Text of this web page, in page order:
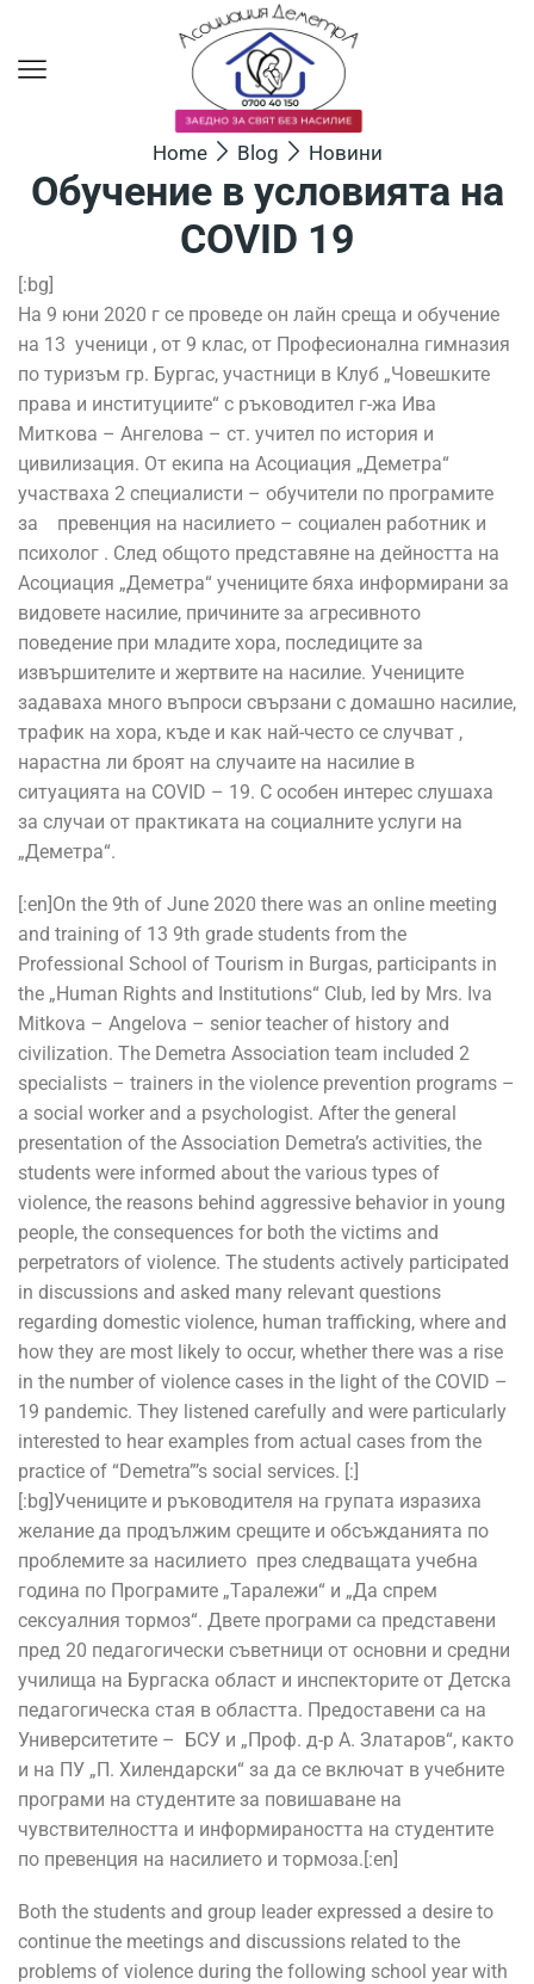
Home Blog Новини
Обучение в условията на
COVID 19
[:bg]
На 9 юни 2020 г се проведе он лайн среща и обучение
на 13 ученици , от 9 клас, от Професионална гимназия
по туризъм гр. Бургас, участници в Клуб „Човешките
права и институциите“ с ръководител г-жа Ива
Миткова – Ангелова – ст. учител по история и
цивилизация. От екипа на Асоциация „Деметра“
участваха 2 специалисти – обучители по програмите
за превенция на насилието – социален работник и
психолог . След общото представяне на дейността на
Асоциация „Деметра“ учениците бяха информирани за
видовете насилие, причините за агресивното
поведение при младите хора, последиците за
извършителите и жертвите на насилие. Учениците
задаваха много въпроси свързани с домашно насилие,
трафик на хора, къде и как най-често се случват ,
нарастна ли броят на случаите на насилие в
ситуацията на COVID – 19. С особен интерес слушаха
за случаи от практиката на социалните услуги на
„Деметра“.
[:en]On the 9th of June 2020 there was an online meeting
and training of 13 9th grade students from the
Professional School of Tourism in Burgas, participants in
the „Human Rights and Institutions“ Club, led by Mrs. Iva
Mitkova – Angelova – senior teacher of history and
civilization. The Demetra Association team included 2
specialists – trainers in the violence prevention programs –
a social worker and a psychologist. After the general
presentation of the Association Demetra’s activities, the
students were informed about the various types of
violence, the reasons behind aggressive behavior in young
people, the consequences for both the victims and
perpetrators of violence. The students actively participated
in discussions and asked many relevant questions
regarding domestic violence, human trafficking, where and
how they are most likely to occur, whether there was a rise
in the number of violence cases in the light of the COVID –
19 pandemic. They listened carefully and were particularly
interested to hear examples from actual cases from the
practice of “Demetra”’s social services. [:]
[:bg]Учениците и ръководителя на групата изразиха
желание да продължим срещите и обсъжданията по
проблемите за насилието през следващата учебна
година по Програмите „Таралежи“ и „Да спрем
сексуалния тормоз“. Двете програми са представени
пред 20 педагогически съветници от основни и средни
училища на Бургаска област и инспекторите от Детска
педагогическа стая в областта. Предоставени са на
Университетите – БСУ и „Проф. д-р А. Златаров“, както
и на ПУ „П. Хилендарски“ за да се включат в учебните
програми на студентите за повишаване на
чувствителността и информираността на студентите
по превенция на насилието и тормоза.[:en]
Both the students and group leader expressed a desire to
continue the meetings and discussions related to the
problems of violence during the following school year with